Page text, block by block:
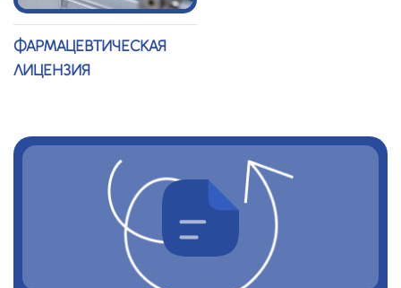
ФАРМАЦЕВТИЧЕСКАЯ
ЛИЦЕНЗИЯ